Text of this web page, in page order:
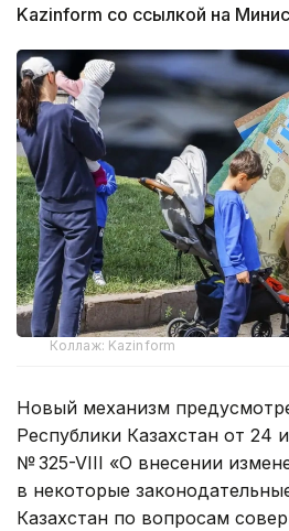
Kazinform со ссылкой на
Коллаж: Kazinform
Новый механизм
Республики Казахстан от 24
№ 325-VIII «О внесении
в некоторые
Казахстан по вопросам